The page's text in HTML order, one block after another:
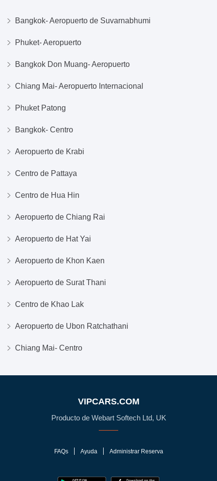
Bangkok- Aeropuerto de Suvarnabhumi
Phuket- Aeropuerto
Bangkok Don Muang- Aeropuerto
Chiang Mai- Aeropuerto Internacional
Phuket Patong
Bangkok- Centro
Aeropuerto de Krabi
Centro de Pattaya
Centro de Hua Hin
Aeropuerto de Chiang Rai
Aeropuerto de Hat Yai
Aeropuerto de Khon Kaen
Aeropuerto de Surat Thani
Centro de Khao Lak
Aeropuerto de Ubon Ratchathani
Chiang Mai- Centro
VIPCARS.COM
Producto de Webart Softech Ltd, UK
FAQs Ayuda Administrar Reserva